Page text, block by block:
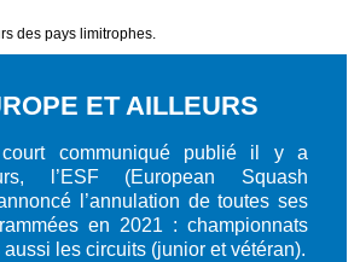
des pays limitrophes.
ET AILLEURS
communiqué publié il y a
l’ESF (European Squash
l’annulation de toutes ses
en 2021 : championnats
aussi les circuits (junior et vétéran).